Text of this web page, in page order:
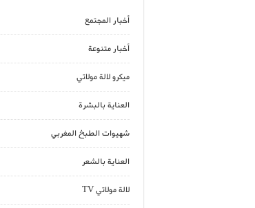
أخبار المجتمع
أخبار متنوعة
ميكرو لالة مولاتي
العناية بالبشرة
شهيوات الطبخ المغربي
العناية بالشعر
لالة مولاتي TV